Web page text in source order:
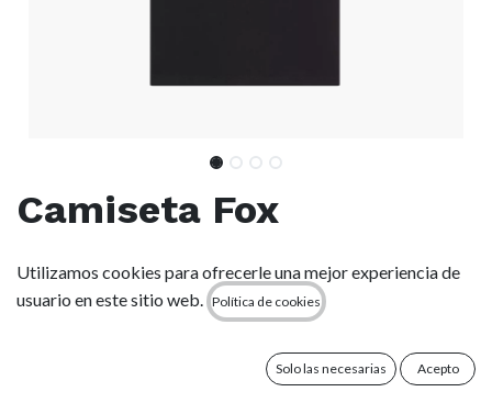
Camiseta Fox
Oversized Moto X -
Black
Un básico imprescindible para el día a día
Utilizamos cookies para ofrecerle una mejor experiencia de
usuario en este sitio web.
Política de cookies
Solo las necesarias Acepto